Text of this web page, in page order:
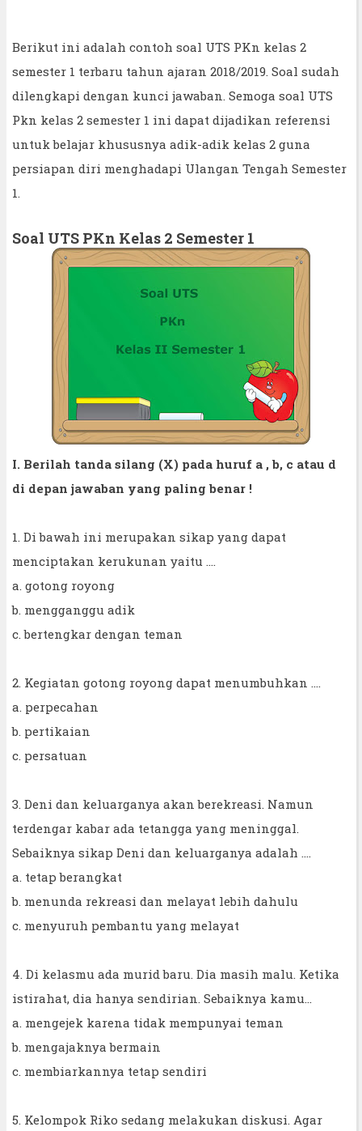
Berikut ini adalah contoh soal UTS PKn kelas 2
semester 1 terbaru tahun ajaran 2018/2019. Soal sudah
dilengkapi dengan kunci jawaban. Semoga soal UTS
Pkn kelas 2 semester 1 ini dapat dijadikan referensi
untuk belajar khususnya adik-adik kelas 2 guna
persiapan diri menghadapi Ulangan Tengah Semester
1.
Soal UTS PKn Kelas 2 Semester 1
I. Berilah tanda silang (X) pada huruf a , b, c atau d
di depan jawaban yang paling benar !
1. Di bawah ini merupakan sikap yang dapat
menciptakan kerukunan yaitu ....
a. gotong royong
b. mengganggu adik
c. bertengkar dengan teman
2. Kegiatan gotong royong dapat menumbuhkan ....
a. perpecahan
b. pertikaian
c. persatuan
3. Deni dan keluarganya akan berekreasi. Namun
terdengar kabar ada tetangga yang meninggal.
Sebaiknya sikap Deni dan keluarganya adalah ....
a. tetap berangkat
b. menunda rekreasi dan melayat lebih dahulu
c. menyuruh pembantu yang melayat
4. Di kelasmu ada murid baru. Dia masih malu. Ketika
istirahat, dia hanya sendirian. Sebaiknya kamu...
a. mengejek karena tidak mempunyai teman
b. mengajaknya bermain
c. membiarkannya tetap sendiri
5. Kelompok Riko sedang melakukan diskusi. Agar